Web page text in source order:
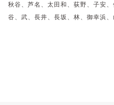
秋谷、芦名、太田和、荻野、子安
谷、武、長井、長坂、林、御幸浜、